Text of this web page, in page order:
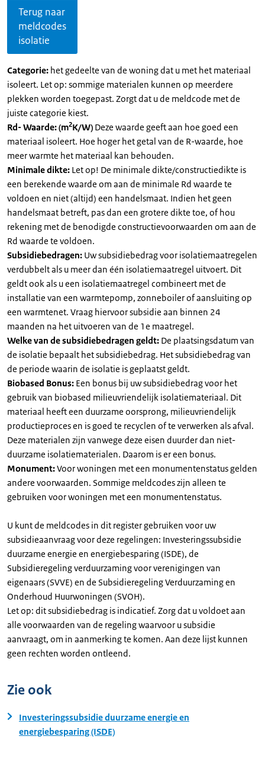
Terug naar
meldcodes
isolatie
Categorie: het gedeelte van de woning dat u met het materiaal
isoleert. Let op: sommige materialen kunnen op meerdere
plekken worden toegepast. Zorgt dat u de meldcode met de
juiste categorie kiest.
Rd- Waarde: (m2K/W) Deze waarde geeft aan hoe goed een
materiaal isoleert. Hoe hoger het getal van de R-waarde, hoe
meer warmte het materiaal kan behouden.
Minimale dikte: Let op! De minimale dikte/constructiedikte is
een berekende waarde om aan de minimale Rd waarde te
voldoen en niet (altijd) een handelsmaat. Indien het geen
handelsmaat betreft, pas dan een grotere dikte toe, of hou
rekening met de benodigde constructievoorwaarden om aan de
Rd waarde te voldoen.
Subsidiebedragen: Uw subsidiebedrag voor isolatiemaatregelen
verdubbelt als u meer dan één isolatiemaatregel uitvoert. Dit
geldt ook als u een isolatiemaatregel combineert met de
installatie van een warmtepomp, zonneboiler of aansluiting op
een warmtenet. Vraag hiervoor subsidie aan binnen 24
maanden na het uitvoeren van de 1e maatregel.
Welke van de subsidiebedragen geldt: De plaatsingsdatum van
de isolatie bepaalt het subsidiebedrag. Het subsidiebedrag van
de periode waarin de isolatie is geplaatst geldt.
Biobased Bonus: Een bonus bij uw subsidiebedrag voor het
gebruik van biobased milieuvriendelijk isolatiemateriaal. Dit
materiaal heeft een duurzame oorsprong, milieuvriendelijk
productieproces en is goed te recyclen of te verwerken als afval.
Deze materialen zijn vanwege deze eisen duurder dan niet-
duurzame isolatiematerialen. Daarom is er een bonus.
Monument:Voor woningen met een monumentenstatus gelden
andere voorwaarden. Sommige meldcodes zijn alleen te
gebruiken voor woningen met een monumentenstatus.
U kunt de meldcodes in dit register gebruiken voor uw
subsidieaanvraag voor deze regelingen: Investeringssubsidie
duurzame energie en energiebesparing (ISDE), de
Subsidieregeling verduurzaming voor verenigingen van
eigenaars (SVVE) en de Subsidieregeling Verduurzaming en
Onderhoud Huurwoningen (SVOH).
Let op: dit subsidiebedrag is indicatief. Zorg dat u voldoet aan
alle voorwaarden van de regeling waarvoor u subsidie
aanvraagt, om in aanmerking te komen. Aan deze lijst kunnen
geen rechten worden ontleend.
Zie ook
Investeringssubsidie duurzame energie en
energiebesparing (ISDE)